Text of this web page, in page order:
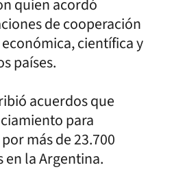
quien acordó
de cooperación
científica y
países.
acuerdos que
para
más de 23.700
la Argentina.